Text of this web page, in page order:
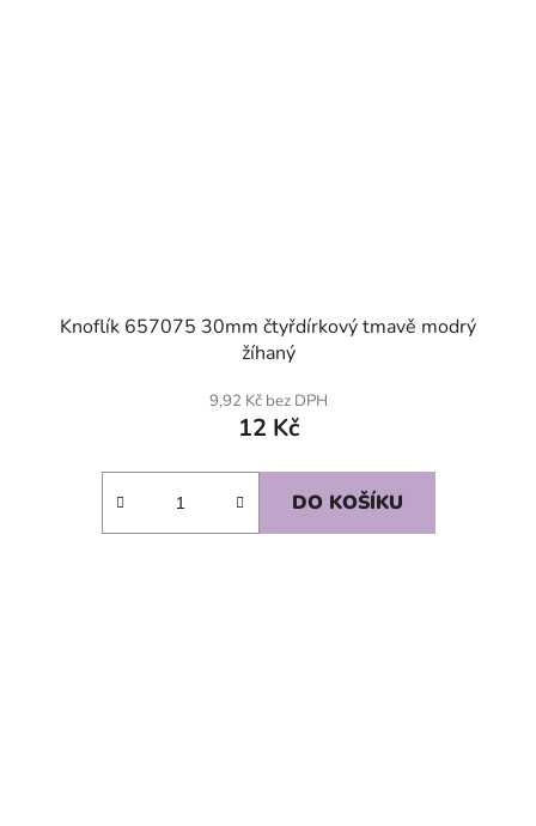
Knoflík 657075 30mm čtyřdírkový tmavě modrý
žíhaný
9,92 Kč bez DPH
12 Kč
DO KOŠÍKU